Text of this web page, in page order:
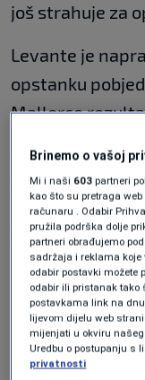
još strahuje za
Levante je
opstanku
Mallorce
Kervin Arriaga,
skočio sa 19.
Girona je
pala ispod crte.
postigao je
će Girona spas
Elchea.
Brinemo o vašoj
Mi i naši 603 partneri
kao što su pretraga
računaru . Odabir
pružila podrška dolje
partneri obrađujemo
sadržaja i reklama koje
odabir postavki možete
odabir ili pristanak tako
postavkama link na
lijevom dijelu web
mijenjati u okviru našeg
Uredbu o postupanju s
privatnosti